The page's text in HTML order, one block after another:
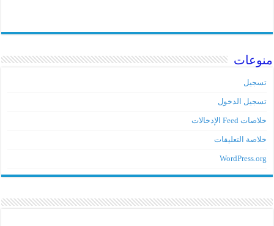
منوعات
تسجيل
تسجيل الدخول
خلاصات Feed الإدخالات
خلاصة التعليقات
WordPress.org